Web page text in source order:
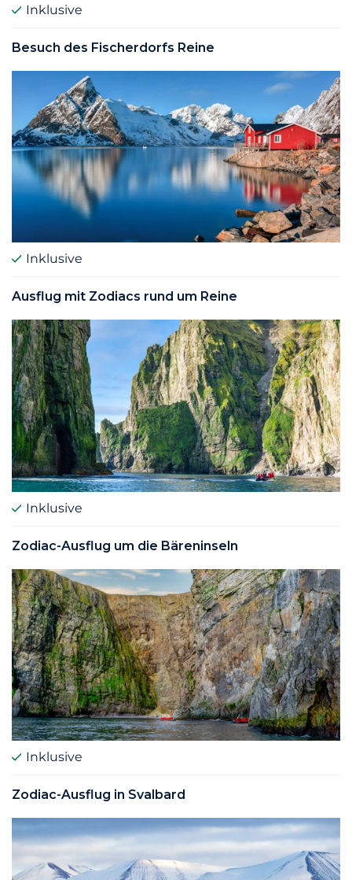
Inklusive
Besuch des Fischerdorfs Reine
Inklusive
Ausflug mit Zodiacs rund um Reine
Inklusive
Zodiac-Ausflug um die Bäreninseln
Inklusive
Zodiac-Ausflug in Svalbard